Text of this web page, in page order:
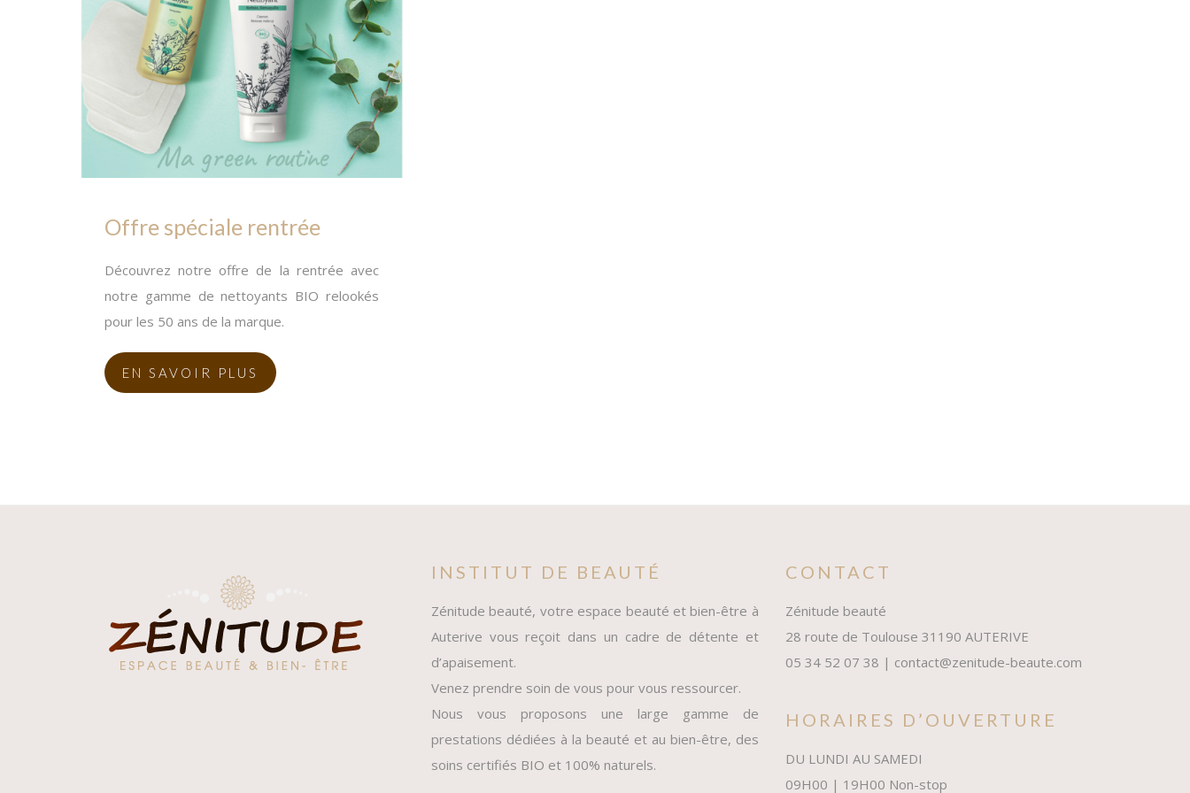
Offre spéciale rentrée
Découvrez notre offre de la rentrée avec
notre gamme de nettoyants BIO relookés
pour les 50 ans de la marque.
EN SAVOIR PLUS
INSTITUT DE BEAUTÉ
Zénitude beauté, votre espace beauté et bien-être à
Auterive vous reçoit dans un cadre de détente et
d’apaisement.
Venez prendre soin de vous pour vous ressourcer.
Nous vous proposons une large gamme de
prestations dédiées à la beauté et au bien-être, des
soins certifiés BIO et 100% naturels.
CONTACT
Zénitude beauté
28 route de Toulouse 31190 AUTERIVE
05 34 52 07 38 | contact@zenitude-beaute.com
HORAIRES D’OUVERTURE
DU LUNDI AU SAMEDI
09H00 | 19H00 Non-stop